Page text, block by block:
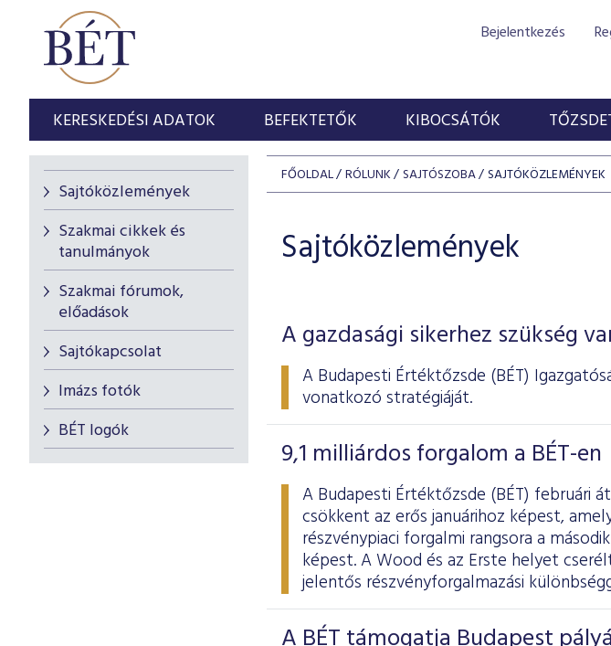
Bejelentkezés
KERESKEDÉSI ADATOK BEFEKTETŐK KIBOCSÁTÓK
Sajtóközlemények
Szakmai cikkek és
tanulmányok
Szakmai fórumok,
előadások
Sajtókapcsolat
Imázs fotók
BÉT logók
FŐOLDAL RÓLUNK SAJTÓSZOBA SAJTÓKÖZLEMÉNYEK
Sajtóközlemények
A gazdasági sikerhez szükség
A Budapesti Értéktőzsde (BÉT)
vonatkozó stratégiáját.
9,1 milliárdos forgalom a BÉT-en
A Budapesti Értéktőzsde (BÉT) februári
csökkent az erős januárihoz képest,
részvénypiaci forgalmi rangsora a
képest. A Wood és az Erste helyet
jelentős részvényforgalmazási